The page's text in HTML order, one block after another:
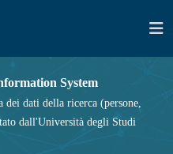
System
dei dati della ricerca (persone,
dall'Università degli Studi